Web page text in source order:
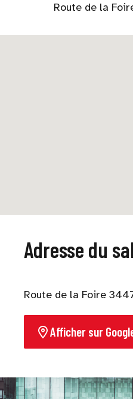
Route de la
Adresse du
Route de la Foire
Afficher sur